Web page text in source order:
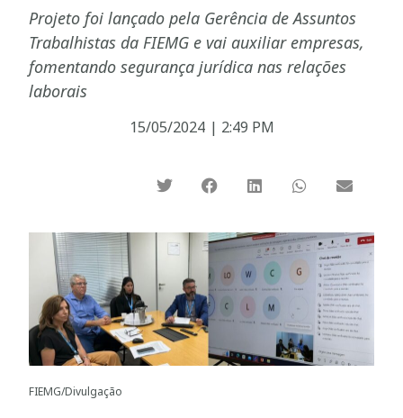
Projeto foi lançado pela Gerência de Assuntos
Trabalhistas da FIEMG e vai auxiliar empresas,
fomentando segurança jurídica nas relações
laborais
15/05/2024 | 2:49 PM
FIEMG/Divulgação